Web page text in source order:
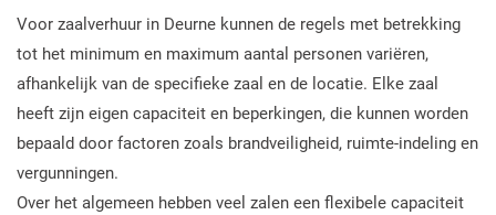
Voor zaalverhuur in Deurne kunnen de regels met betrekking
tot het minimum en maximum aantal personen variëren,
afhankelijk van de specifieke zaal en de locatie. Elke zaal
heeft zijn eigen capaciteit en beperkingen, die kunnen worden
bepaald door factoren zoals brandveiligheid, ruimte-indeling en
vergunningen.
Over het algemeen hebben veel zalen een flexibele capaciteit